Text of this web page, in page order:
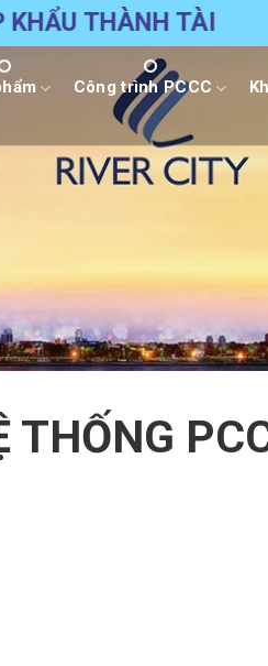
KHẨU THÀNH TÀI
Công trình PCCC
THỐNG